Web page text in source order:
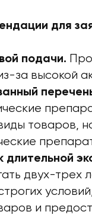
для
подачи.
за высокой
товаров,
длительной
двух-трех
и